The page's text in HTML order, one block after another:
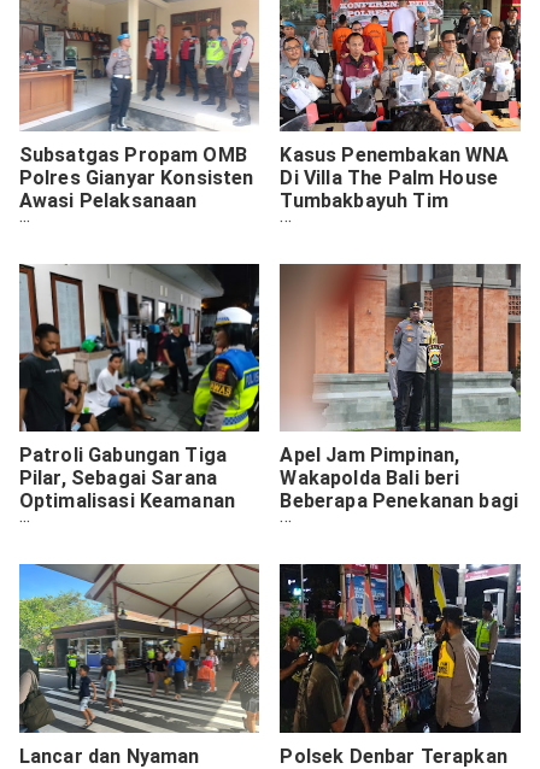
Subsatgas Propam OMB
Polres Gianyar Konsisten
Awasi Pelaksanaan
Pengamanan Tahap
Kasus Penembakan WNA
Di Villa The Palm House
Tumbakbayuh Tim
Gabungan Polri Amankan
Tersangka
Patroli Gabungan Tiga
Pilar, Sebagai Sarana
Optimalisasi Keamanan
Wilayah Denbar Jelang
Apel Jam Pimpinan,
Wakapolda Bali beri
Beberapa Penekanan bagi
Personel Polda
Lancar dan Nyaman
Polsek Denbar Terapkan